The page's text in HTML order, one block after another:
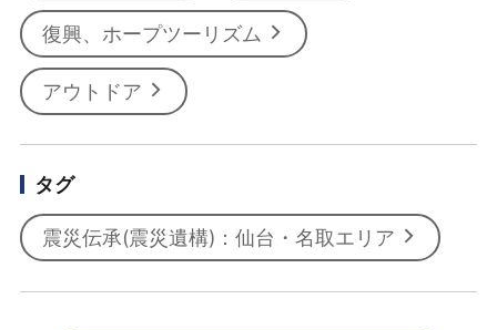
復興、ホープツーリズム
アウトドア
タグ
震災伝承(震災遺構)：仙台・名取エリア